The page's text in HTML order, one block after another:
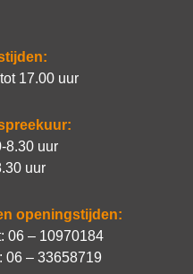
17.00 uur
8.30 uur
uur
openingstijden:
06 – 10970184
06 – 33658719